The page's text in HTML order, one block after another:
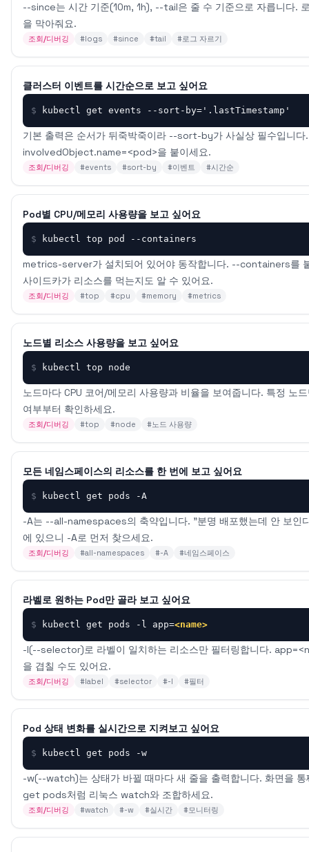
--since는 시간 기준(10m, 1h), --tail은 줄 수 기준으로 자릅니다.
을 막아줘요.
조회/디버깅 #logs #since #tail #로그 자르기
클러스터 이벤트를 시간순으로 보고 싶어요
$ kubectl get events --sort-by='.lastTimestamp'
기본 출력은 순서가 뒤죽박죽이라 --sort-by가 사실상 필수입니
involvedObject.name=<pod>을 붙이세요.
조회/디버깅 #events #sort-by #이벤트 #시간순
Pod별 CPU/메모리 사용량을 보고 싶어요
$ kubectl top pod --containers
metrics-server가 설치되어 있어야 동작합니다. --containers를
사이드카가 리소스를 먹는지도 알 수 있어요.
조회/디버깅 #top #cpu #memory #metrics
노드별 리소스 사용량을 보고 싶어요
$ kubectl top node
노드마다 CPU 코어/메모리 사용량과 비율을 보여줍니다. 특정 노
여부부터 확인하세요.
조회/디버깅 #top #node #노드 사용량
모든 네임스페이스의 리소스를 한 번에 보고 싶어요
$ kubectl get pods -A
-A는 --all-namespaces의 축약입니다. "분명 배포했는데 안 보인
에 있으니 -A로 먼저 찾으세요.
조회/디버깅 #all-namespaces #-A #네임스페이스
라벨로 원하는 Pod만 골라 보고 싶어요
$ kubectl get pods -l app=<name>
-l(--selector)로 라벨이 일치하는 리소스만 필터링합니다.
을 겹칠 수도 있어요.
조회/디버깅 #label #selector #-l #필터
Pod 상태 변화를 실시간으로 지켜보고 싶어요
$ kubectl get pods -w
-w(--watch)는 상태가 바뀔 때마다 새 줄을 출력합니다. 화면을
get pods처럼 리눅스 watch와 조합하세요.
조회/디버깅 #watch #-w #실시간 #모니터링